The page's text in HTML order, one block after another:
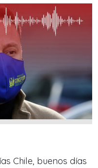
Chile, buenos días